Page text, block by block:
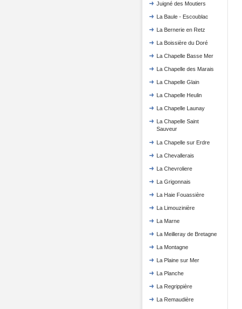
Juigné des Moutiers
La Baule - Escoublac
La Bernerie en Retz
La Boissière du Doré
La Chapelle Basse Mer
La Chapelle des Marais
La Chapelle Glain
La Chapelle Heulin
La Chapelle Launay
La Chapelle Saint
Sauveur
La Chapelle sur Erdre
La Chevallerais
La Chevroliere
La Grigonnais
La Haie Fouassière
La Limouzinière
La Marne
La Meilleray de Bretagne
La Montagne
La Plaine sur Mer
La Planche
La Regrippière
La Remaudière